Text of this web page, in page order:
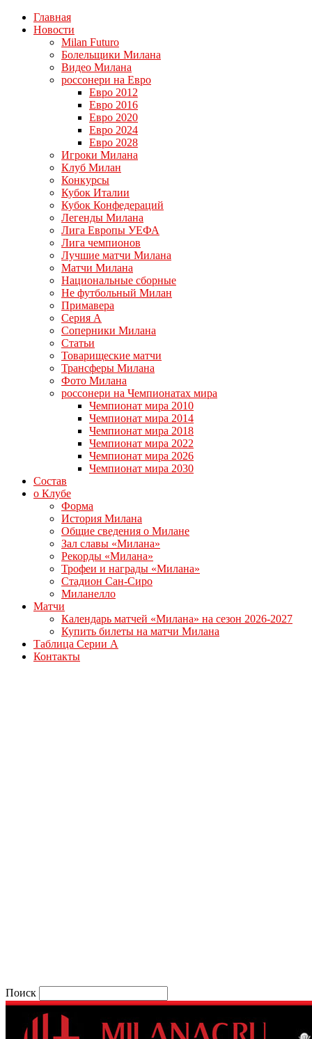
Главная
Новости
Milan Futuro
Болельщики Милана
Видео Милана
россонери на Евро
Евро 2012
Евро 2016
Евро 2020
Евро 2024
Евро 2028
Игроки Милана
Клуб Милан
Конкурсы
Кубок Италии
Кубок Конфедераций
Легенды Милана
Лига Европы УЕФА
Лига чемпионов
Лучшие матчи Милана
Матчи Милана
Национальные сборные
Не футбольный Милан
Примавера
Серия А
Соперники Милана
Статьи
Товарищеские матчи
Трансферы Милана
Фото Милана
россонери на Чемпионатах мира
Чемпионат мира 2010
Чемпионат мира 2014
Чемпионат мира 2018
Чемпионат мира 2022
Чемпионат мира 2026
Чемпионат мира 2030
Состав
о Клубе
Форма
История Милана
Общие сведения о Милане
Зал славы «Милана»
Рекорды «Милана»
Трофеи и награды «Милана»
Стадион Сан-Сиро
Миланелло
Матчи
Календарь матчей «Милана» на сезон 2026-2027
Купить билеты на матчи Милана
Таблица Серии А
Контакты
Поиск